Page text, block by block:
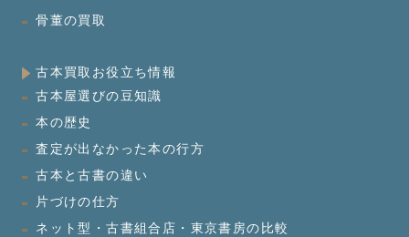
骨董の買取
古本買取お役立ち情報
古本屋選びの豆知識
本の歴史
査定が出なかった本の行方
古本と古書の違い
片づけの仕方
ネット型・古書組合店・東京書房の比較